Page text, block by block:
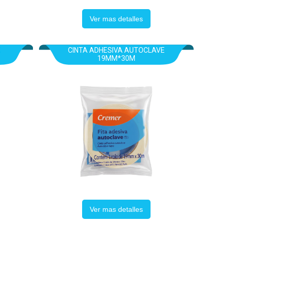
Ver mas detalles
CINTA ADHESIVA AUTOCLAVE
19MM*30M
Ver mas detalles